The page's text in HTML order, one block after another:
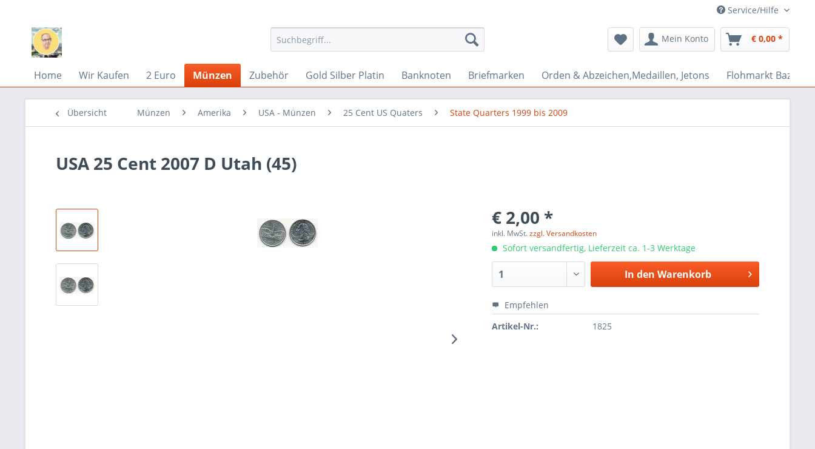
Service/Hilfe
Mein Konto € 0,00 *
Home Wir Kaufen 2 Euro Münzen Zubehör Gold Silber Platin Banknoten Briefmarken Orden & Abzeichen,Medaillen, Jetons Flohmarkt Bazar
Übersicht Münzen Amerika USA - Münzen 25 Cent US Quaters State Quarters 1999 bis 2009
USA 25 Cent 2007 D Utah (45)
€ 2,00 *
inkl. MwSt.zzgl. Versandkosten
Sofort versandfertig, Lieferzeit ca. 1-3 Werktage
In den Warenkorb
Empfehlen
Artikel-Nr.:
1825